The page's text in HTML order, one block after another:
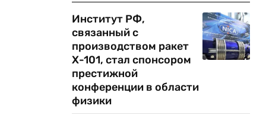
Институт РФ,
связанный с
производством ракет
Х-101, стал спонсором
престижной
конференции в области
физики